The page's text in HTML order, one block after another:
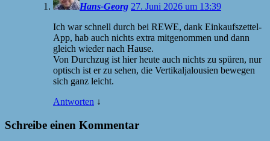
Hans-Georg 27. Juni 2026 um 13:39
Ich war schnell durch bei REWE, dank Einkaufszettel-
App, hab auch nichts extra mitgenommen und dann
gleich wieder nach Hause.
Von Durchzug ist hier heute auch nichts zu spüren, nur
optisch ist er zu sehen, die Vertikaljalousien bewegen
sich ganz leicht.
Antworten ↓
Schreibe einen Kommentar